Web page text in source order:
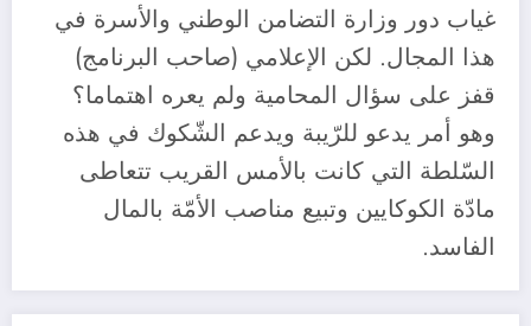
غياب دور وزارة التضامن الوطني والأسرة في
هذا المجال. لكن الإعلامي (صاحب البرنامج)
قفز على سؤال المحامية ولم يعره اهتماما؟
وهو أمر يدعو للرّيبة ويدعم الشّكوك في هذه
السّلطة التي كانت بالأمس القريب تتعاطى
مادّة الكوكايين وتبيع مناصب الأمّة بالمال
الفاسد.